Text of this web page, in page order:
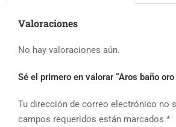
Valoraciones
No hay valoraciones aún.
Sé el primero en valorar “Aros baño
Tu dirección de correo electrónico no
campos requeridos están marcados *